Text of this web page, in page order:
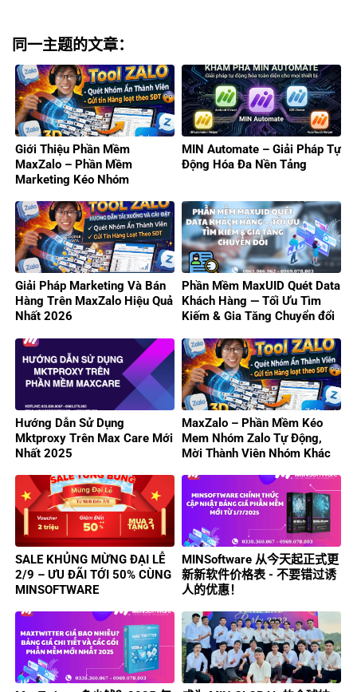
同一主题的文章：
Giới Thiệu Phần Mềm
MaxZalo – Phần Mềm
Marketing Kéo Nhóm
MIN Automate – Giải Pháp Tự
Động Hóa Đa Nền Tảng
Giải Pháp Marketing Và Bán
Hàng Trên MaxZalo Hiệu Quả
Nhất 2026
Phần Mềm MaxUID Quét Data
Khách Hàng — Tối Ưu Tìm
Kiếm & Gia Tăng Chuyển đổi
Hướng Dẫn Sử Dụng
Mktproxy Trên Max Care Mới
Nhất 2025
MaxZalo – Phần Mềm Kéo
Mem Nhóm Zalo Tự Động,
Mời Thành Viên Nhóm Khác
SALE KHỦNG MỪNG ĐẠI LỄ
2/9 – ƯU ĐÃI TỚI 50% CÙNG
MINSOFTWARE
MINSoftware 从今天起正式更
新新软件价格表 - 不要错过诱
人的优惠！